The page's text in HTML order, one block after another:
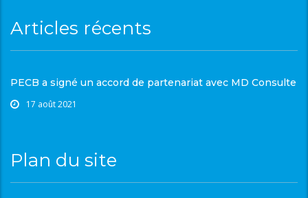
Articles récents
PECB a signé un accord de partenariat avec MD Consulte
17 août 2021
Plan du site